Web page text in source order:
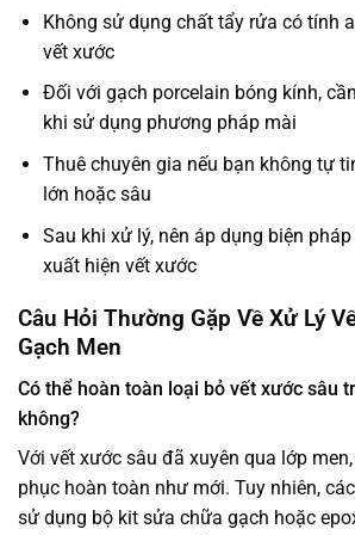
Không sử dụng chất tẩy rửa có tính
vết xước
Đối với gạch porcelain bóng kính,
khi sử dụng phương pháp mài
Thuê chuyên gia nếu bạn không tự
lớn hoặc sâu
Sau khi xử lý, nên áp dụng biện
xuất hiện vết xước
Câu Hỏi Thường Gặp Về Xử Lý
Gạch Men
Có thể hoàn toàn loại bỏ vết xước sâu
không?
Với vết xước sâu đã xuyên qua lớp
phục hoàn toàn như mới. Tuy nhiên,
sử dụng bộ kit sửa chữa gạch hoặc